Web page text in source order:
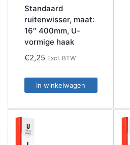
Standaard
ruitenwisser, maat:
16″ 400mm, U-
vormige haak
€2,25 Excl. BTW
In winkelwagen